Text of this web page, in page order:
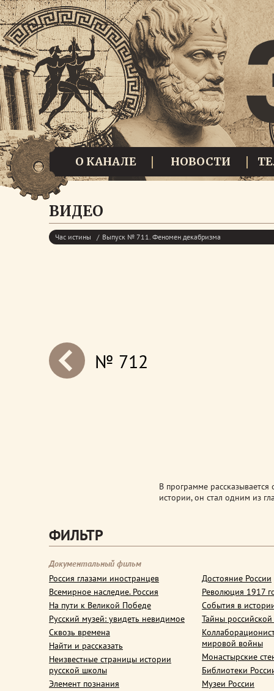
О КАНАЛЕ НОВОСТИ
ВИДЕО
Час истины Выпуск № 711. Феномен декабризма
next№ 712
В программе
истории, он стал одним из
ФИЛЬТР
Документальный фильм
Россия глазами иностранцев
Всемирное наследие. Россия
На пути к Великой Победе
Русский музей: увидеть невидимое
Сквозь времена
Найти и рассказать
Неизвестные страницы истории
русской школы
Элемент познания
Достояние России
Революция 1917
События в
Тайны
мировой войны
Монастырские
Библиотеки
Музеи России